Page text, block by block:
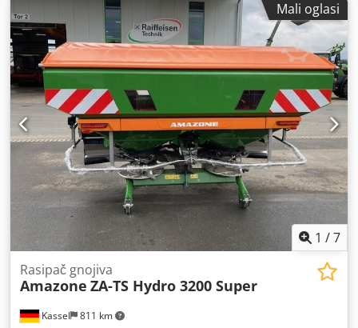
Mali oglasi
1 /7
Kassel 811 km
Rasipač gnojiva
Amazone ZA-TS Hydro 3200 Super